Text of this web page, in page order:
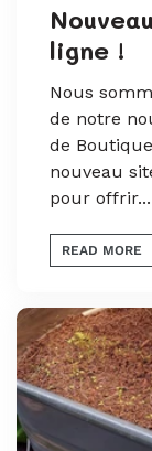
ligne !
Nous
de notre
de
nouveau
pour offrir...
READ MORE